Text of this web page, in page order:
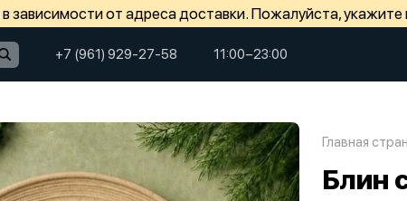
зависимости от адреса доставки. Пожалуйста,
+7 (961) 929-27-58 11:00−23:00
Главная
Блин